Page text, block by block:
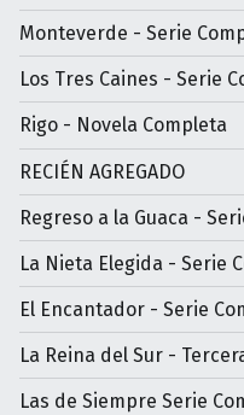
Monteverde - Serie
Los Tres Caines - Serie
Rigo - Novela Completa
RECIÉN AGREGADO
Regreso a la Guaca -
La Nieta Elegida - Serie
El Encantador - Serie
La Reina del Sur -
Las de Siempre Serie